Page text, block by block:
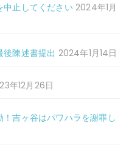
止してください 2024年1月
陳述書提出 2024年1月14日
年12月26日
吉ヶ谷はパワハラを謝罪し